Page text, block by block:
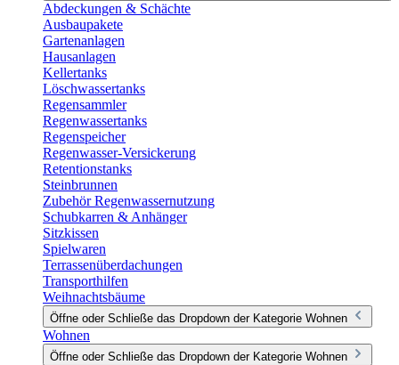
Abdeckungen & Schächte
Ausbaupakete
Gartenanlagen
Hausanlagen
Kellertanks
Löschwassertanks
Regensammler
Regenwassertanks
Regenspeicher
Regenwasser-Versickerung
Retentionstanks
Steinbrunnen
Zubehör Regenwassernutzung
Schubkarren & Anhänger
Sitzkissen
Spielwaren
Terrassenüberdachungen
Transporthilfen
Weihnachtsbäume
Öffne oder Schließe das Dropdown der Kategorie Wohnen
Wohnen
Öffne oder Schließe das Dropdown der Kategorie Wohnen